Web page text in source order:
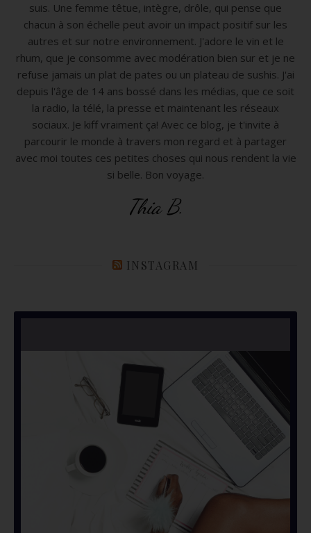
suis. Une femme têtue, intègre, drôle, qui pense que
chacun à son échelle peut avoir un impact positif sur les
autres et sur notre environnement. J'adore le vin et le
rhum, que je consomme avec modération bien sur et je ne
refuse jamais un plat de pates ou un plateau de sushis. J'ai
depuis l'âge de 14 ans bossé dans les médias, que ce soit
la radio, la télé, la presse et maintenant les réseaux
sociaux. Je kiff vraiment ça! Avec ce blog, je t'invite à
parcourir le monde à travers mon regard et à partager
avec moi toutes ces petites choses qui nous rendent la vie
si belle. Bon voyage.
Thia B.
INSTAGRAM